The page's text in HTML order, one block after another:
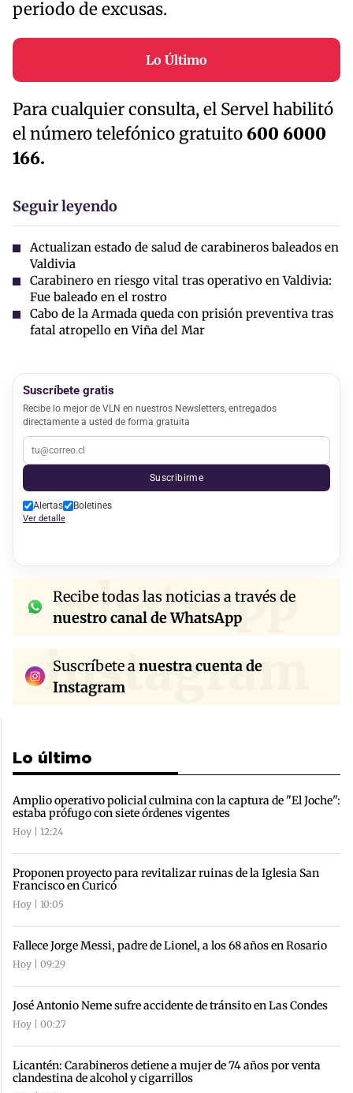
periodo de excusas.
Lo Último
Para cualquier consulta, el Servel habilitó
el número telefónico gratuito 600 6000
166.
Seguir leyendo
Actualizan estado de salud de carabineros baleados en
Valdivia
Carabinero en riesgo vital tras operativo en Valdivia:
Fue baleado en el rostro
Cabo de la Armada queda con prisión preventiva tras
fatal atropello en Viña del Mar
Suscríbete gratis
Recibe lo mejor de VLN en nuestros Newsletters, entregados
directamente a usted de forma gratuita
Suscribirme
Alertas Boletines
Ver detalle
whatsapp
Recibe todas las noticias a través de
nuestro canal de WhatsApp
instagram
Suscríbete anuestra cuenta de
Instagram
Lo último
Amplio operativo policial culmina con la captura de "El Joche":
estaba prófugo con siete órdenes vigentes
Hoy | 12:24
Proponen proyecto para revitalizar ruinas de la Iglesia San
Francisco en Curicó
Hoy | 10:05
Fallece Jorge Messi, padre de Lionel, a los 68 años en Rosario
Hoy | 09:29
José Antonio Neme sufre accidente de tránsito en Las Condes
Hoy | 00:27
Licantén: Carabineros detiene a mujer de 74 años por venta
clandestina de alcohol y cigarrillos